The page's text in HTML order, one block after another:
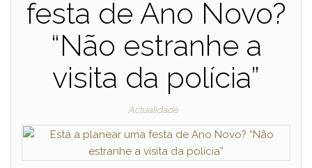
festa de Ano Novo?
“Não estranhe a
visita da polícia”
Actualidade